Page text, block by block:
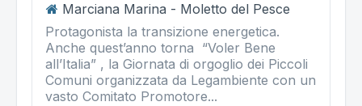
Marciana Marina - Moletto del Pesce
Protagonista la transizione energetica.
Anche quest’anno torna “Voler Bene
all’Italia” , la Giornata di orgoglio dei Piccoli
Comuni organizzata da Legambiente con un
vasto Comitato Promotore...